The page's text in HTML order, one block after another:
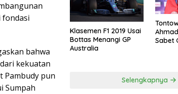
fondasi
bahwa
kekuatan
Pambudy pun
Sumpah
Klasemen F1 2019 Usai
Bottas Menangi GP
Australia
Sabet
Selengkapnya